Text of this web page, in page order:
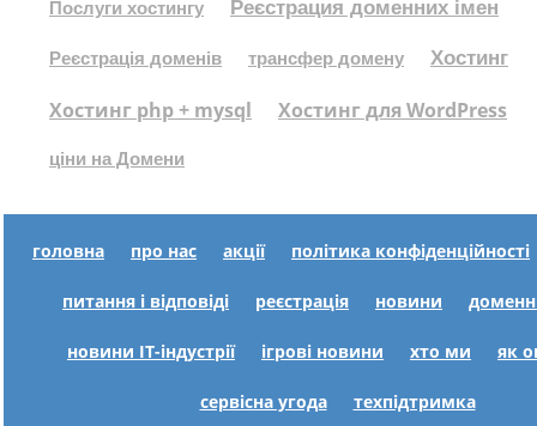
Послуги хостингу Реєстрация доменних імен
Реєстрація доменів трансфер домену Хостинг
Хостинг php + mysql Хостинг для WordPress
ціни на Домени
головна про нас акції політика конфіденційності
питання і відповіді реєстрація новини
новини IT-індустрії ігрові новини хто ми як
сервісна угода техпідтримка